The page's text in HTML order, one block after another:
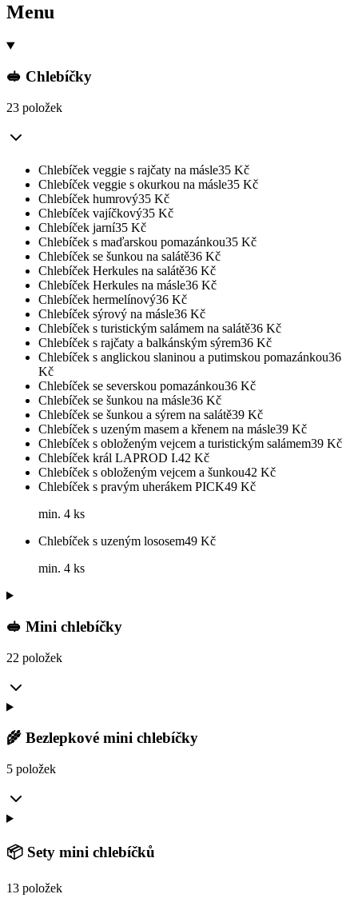
Menu
🥪 Chlebíčky
23 položek
Chlebíček veggie s rajčaty na másle35 Kč
Chlebíček veggie s okurkou na másle35 Kč
Chlebíček humrový35 Kč
Chlebíček vajíčkový35 Kč
Chlebíček jarní35 Kč
Chlebíček s maďarskou pomazánkou35 Kč
Chlebíček se šunkou na salátě36 Kč
Chlebíček Herkules na salátě36 Kč
Chlebíček Herkules na másle36 Kč
Chlebíček hermelínový36 Kč
Chlebíček sýrový na másle36 Kč
Chlebíček s turistickým salámem na salátě36 Kč
Chlebíček s rajčaty a balkánským sýrem36 Kč
Chlebíček s anglickou slaninou a putimskou pomazánkou36
Kč
Chlebíček se severskou pomazánkou36 Kč
Chlebíček se šunkou na másle36 Kč
Chlebíček se šunkou a sýrem na salátě39 Kč
Chlebíček s uzeným masem a křenem na másle39 Kč
Chlebíček s obloženým vejcem a turistickým salámem39 Kč
Chlebíček král LAPROD I.42 Kč
Chlebíček s obloženým vejcem a šunkou42 Kč
Chlebíček s pravým uherákem PICK49 Kč
min. 4 ks
Chlebíček s uzeným lososem49 Kč
min. 4 ks
🥪 Mini chlebíčky
22 položek
🌾 Bezlepkové mini chlebíčky
5 položek
📦 Sety mini chlebíčků
13 položek